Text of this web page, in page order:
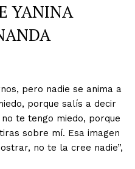
YANINA
pero nadie se anima a
porque salís a decir
te tengo miedo, porque
sobre mí. Esa imagen
no te la cree nadie”,